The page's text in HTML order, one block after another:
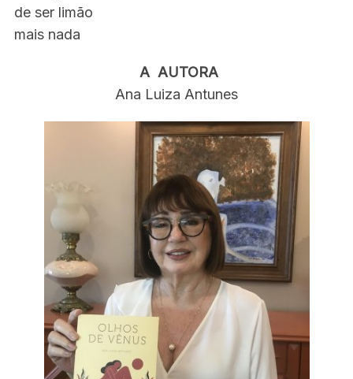
de ser limão
mais nada
A AUTORA
Ana Luiza Antunes